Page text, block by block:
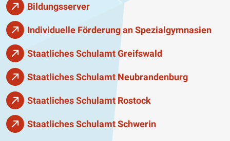
Bildungsserver
Individuelle Förderung an Spezialgymnasien
Staatliches Schulamt Greifswald
Staatliches Schulamt Neubrandenburg
Staatliches Schulamt Rostock
Staatliches Schulamt Schwerin